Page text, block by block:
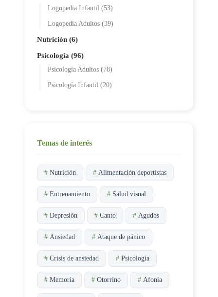
Logopedia Infantil (53)
Logopedia Adultos (39)
Nutrición (6)
Psicología (96)
Psicología Adultos (78)
Psicología Infantil (20)
Temas de interés
# Nutrición # Alimentación deportistas
# Entrenamiento # Salud visual
# Depresión # Canto # Agudos
# Ansiedad # Ataque de pánico
# Crisis de ansiedad # Psicología
# Memoria # Otorrino # Afonia